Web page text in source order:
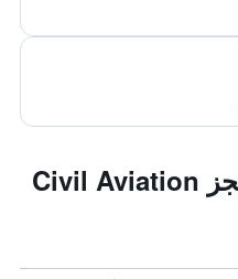
الأسئلة الشائعة عند حجز Civil Aviation